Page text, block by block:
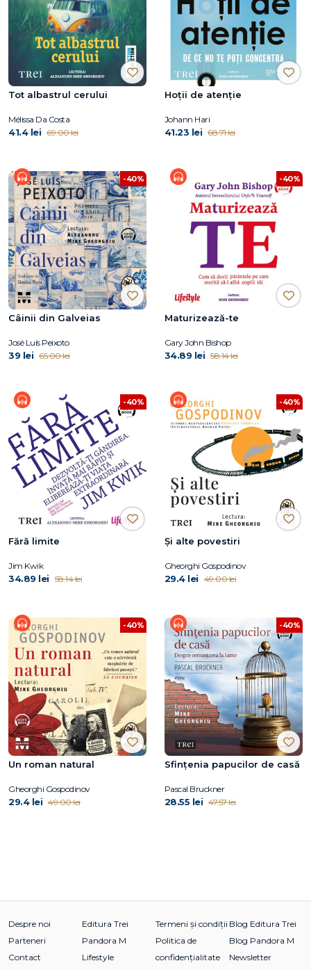
Tot albastrul cerului
Mélissa Da Costa
41.4 lei 69.00 lei
Hoții de atenție
Johann Hari
41.23 lei 68.71 lei
-40%
Câinii din Galveias
José Luís Peixoto
39 lei 65.00 lei
-40%
Maturizează-te
Gary John Bishop
34.89 lei 58.14 lei
-40%
Fără limite
Jim Kwik
34.89 lei 58.14 lei
-40%
Și alte povestiri
Gheorghi Gospodinov
29.4 lei 49.00 lei
-40%
Un roman natural
Gheorghi Gospodinov
29.4 lei 49.00 lei
-40%
Sfințenia papucilor de casă
Pascal Bruckner
28.55 lei 47.57 lei
Despre noi
Parteneri
Contact
Editura Trei
Pandora M
Lifestyle
Termeni și condiții
Politica de
confidențialitate
Blog Editura Trei
Blog Pandora M
Newsletter